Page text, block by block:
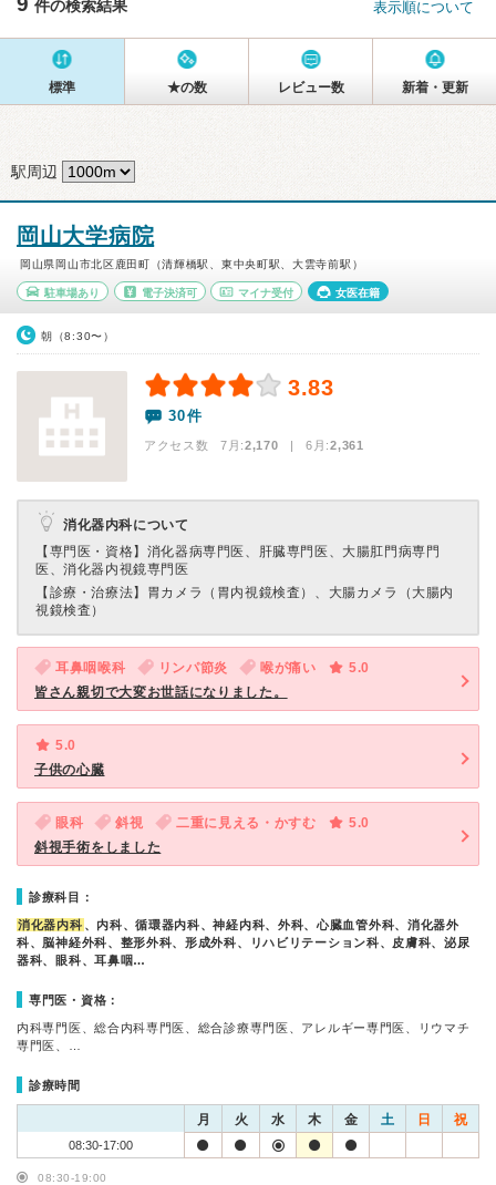
件の検索結果 表示順について
標準 ★の数 レビュー数 新着・更新
駅周辺
岡山大学病院
岡山県岡山市北区鹿田町（清輝橋駅、東中央町駅、大雲寺前駅）
駐車場あり 電子決済可 マイナ受付 女医在籍
朝（8:30〜）
3.83
30件
アクセス数 7月:2,170 | 6月:2,361
消化器内科について
【専門医・資格】 消化器病専門医、肝臓専門医、大腸肛門病専門
医、消化器内視鏡専門医
【診療・治療法】 胃カメラ（胃内視鏡検査）、大腸カメラ（大腸内
視鏡検査）
耳鼻咽喉科 リンパ節炎 喉が痛い
5.0
皆さん親切で大変お世話になりました。
5.0
子供の心臓
眼科 斜視 二重に見える・かすむ
5.0
斜視手術をしました
診療科目：
消化器内科 、内科、循環器内科、神経内科、外科、心臓血管外科、消化器外
科、脳神経外科、整形外科、形成外科、リハビリテーション科、皮膚科、泌尿
器科、眼科、耳鼻咽…
専門医・資格：
内科専門医、総合内科専門医、総合診療専門医、アレルギー専門医、リウマチ
専門医、…
診療時間
月 火 水 木 金 土 日 祝
08:30-17:00
08:30-19:00